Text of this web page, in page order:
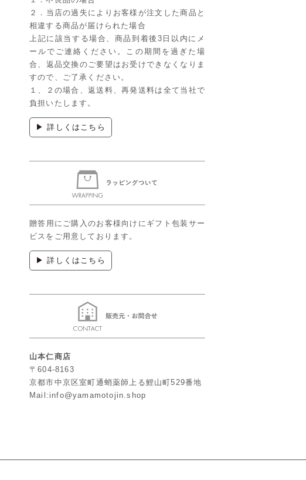
２．当店の過失によりお客様が注文した商品と
相違する商品が届けられた場合
上記に該当する場合、商品到着後3日以内にメ
ールでご連絡ください。この期間を過ぎた場
合、返品交換のご要望はお受けできなくなりま
すので、ご了承ください。
１、２の場合、返送料、再発送料は全て当社で
負担いたします。
▶ 詳しくはこちら
贈答用にご購入のお客様向けにギフト包装サー
ビスをご用意しております。
▶ 詳しくはこちら
山本仁商店
〒604-8163
京都市中京区室町通蛸薬師上る鯉山町529番地
Mail:info@yamamotojin.shop